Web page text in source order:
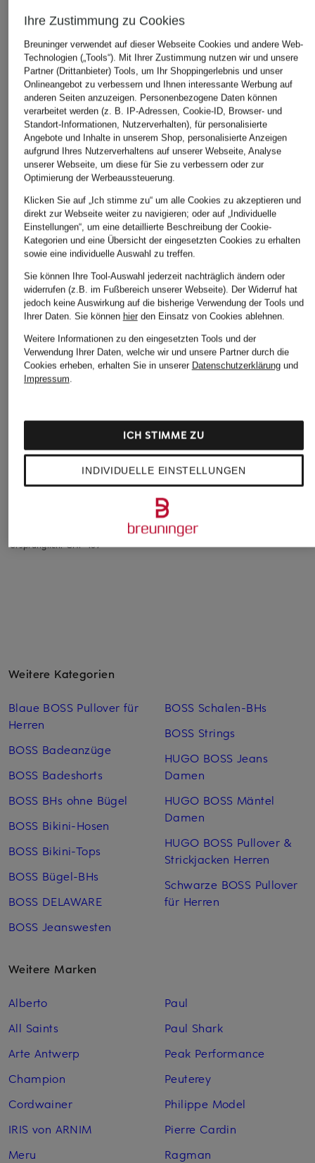
Hemd JOE Regular
Ursprünglich:CHF 169
OLYMP
Hemd Luxor modern
CHF 100
OLYMP
Hemd Luxor
Weitere Kategorien
Blaue BOSS Pullover für
Herren
BOSS Badeanzüge
BOSS Badeshorts
BOSS BHs ohne Bügel
BOSS Bikini-Hosen
BOSS Bikini-Tops
BOSS Bügel-BHs
BOSS DELAWARE
BOSS Jeanswesten
BOSS Schalen-BHs
BOSS Strings
HUGO BOSS Jeans
Damen
HUGO BOSS Mäntel
Damen
HUGO BOSS Pullover &
Strickjacken Herren
Schwarze BOSS Pullover
für Herren
Weitere Marken
Alberto
All Saints
Arte Antwerp
Champion
Cordwainer
IRIS von ARNIM
Meru
Paul
Paul Shark
Peak Performance
Peuterey
Philippe Model
Pierre Cardin
Ragman
Ihre Zustimmung zu Cookies
Breuninger verwendet auf dieser Webseite Cookies und andere Web-
Technologien („Tools“). Mit Ihrer Zustimmung nutzen wir und unsere
Partner (Drittanbieter) Tools, um Ihr Shoppingerlebnis und unser
Onlineangebot zu verbessern und Ihnen interessante Werbung auf
anderen Seiten anzuzeigen. Personenbezogene Daten können
verarbeitet werden (z. B. IP-Adressen, Cookie-ID, Browser- und
Standort-Informationen, Nutzerverhalten), für personalisierte
Angebote und Inhalte in unserem Shop, personalisierte Anzeigen
aufgrund Ihres Nutzerverhaltens auf unserer Webseite, Analyse
unserer Webseite, um diese für Sie zu verbessern oder zur
Optimierung der Werbeaussteuerung.
Klicken Sie auf „Ich stimme zu“ um alle Cookies zu akzeptieren und
direkt zur Webseite weiter zu navigieren; oder auf „Individuelle
Einstellungen“, um eine detaillierte Beschreibung der Cookie-
Kategorien und eine Übersicht der eingesetzten Cookies zu erhalten
sowie eine individuelle Auswahl zu treffen.
Sie können Ihre Tool-Auswahl jederzeit nachträglich ändern oder
widerrufen (z.B. im Fußbereich unserer Webseite). Der Widerruf hat
jedoch keine Auswirkung auf die bisherige Verwendung der Tools und
Ihrer Daten. Sie können hierden Einsatz von Cookies ablehnen.
Weitere Informationen zu den eingesetzten Tools und der
Verwendung Ihrer Daten, welche wir und unsere Partner durch die
Cookies erheben, erhalten Sie in unserer Datenschutzerklärungund
Impressum.
INDIVIDUELLE EINSTELLUNGEN
ICH STIMME ZU